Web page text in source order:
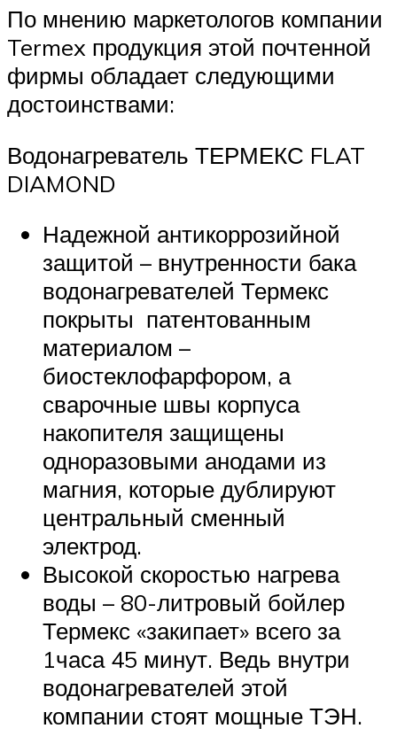
По мнению маркетологов компании
Termex продукция этой почтенной
фирмы обладает следующими
достоинствами:
Водонагреватель ТЕРМЕКС FLAT
DIAMOND
Надежной антикоррозийной
защитой – внутренности бака
водонагревателей Термекс
покрыты патентованным
материалом –
биостеклофарфором, а
сварочные швы корпуса
накопителя защищены
одноразовыми анодами из
магния, которые дублируют
центральный сменный
электрод.
Высокой скоростью нагрева
воды – 80-литровый бойлер
Термекс «закипает» всего за
1часа 45 минут. Ведь внутри
водонагревателей этой
компании стоят мощные ТЭН.